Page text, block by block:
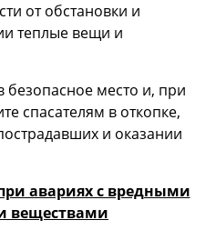
от обстановки и
теплые вещи и
безопасное место и, при
спасателям в откопке,
и оказании
авариях с вредными
веществами